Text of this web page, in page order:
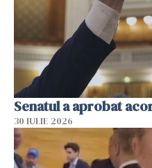
Senatul a aprobat
30 IULIE 2026